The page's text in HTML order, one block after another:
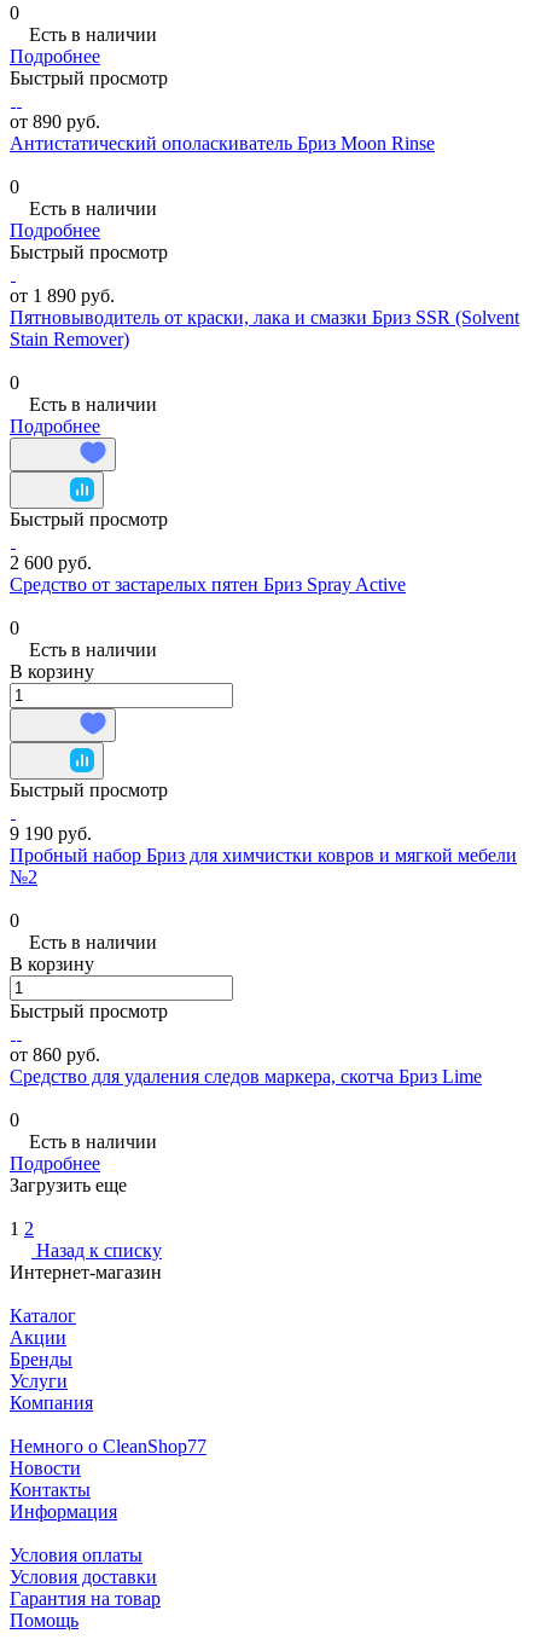
0
Есть в наличии
Подробнее
Быстрый просмотр
от 890 руб.
Антистатический ополаскиватель Бриз Moon Rinse
0
Есть в наличии
Подробнее
Быстрый просмотр
от 1 890 руб.
Пятновыводитель от краски, лака и смазки Бриз SSR (Solvent
Stain Remover)
0
Есть в наличии
Подробнее
Быстрый просмотр
2 600 руб.
Средство от застарелых пятен Бриз Spray Active
0
Есть в наличии
В корзину
Быстрый просмотр
9 190 руб.
Пробный набор Бриз для химчистки ковров и мягкой мебели
№2
0
Есть в наличии
В корзину
Быстрый просмотр
от 860 руб.
Средство для удаления следов маркера, скотча Бриз Lime
0
Есть в наличии
Подробнее
Загрузить еще
1 2
Назад к списку
Интернет-магазин
Каталог
Акции
Бренды
Услуги
Компания
Немного о CleanShop77
Новости
Контакты
Информация
Условия оплаты
Условия доставки
Гарантия на товар
Помощь